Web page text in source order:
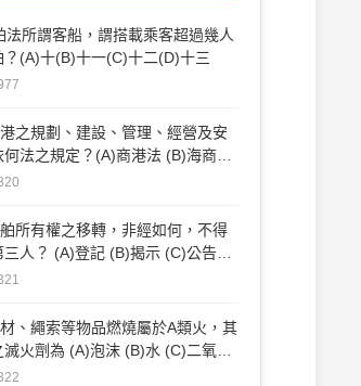
法所謂客船，謂搭載乘客超過幾人
？(A)十(B)十一(C)十二(D)十三
之規劃、建設、管理、經營及安
法之規定？(A)商港法 (B)海商法
管理規則 (D)商港管理條例
所有權之移轉，非經如何，不得
三人？ (A)登記 (B)揭示 (C)公告
、繩索等物品燃燒屬於A類火，其
火劑為 (A)泡沫 (B)水 (C)二氧化
乾粉